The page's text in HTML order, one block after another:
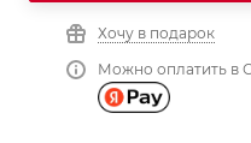
Хочу в подарок
Можно оплатить в